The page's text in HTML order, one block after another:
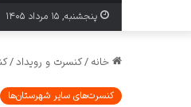
پنجشنبه, ۱۵ مرداد ۱۴۰۵
خانه /کنسرت و رویداد/
کنسرت‌های سایر شهرستان‌ها